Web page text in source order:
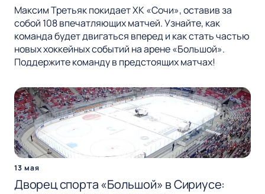
Максим Третьяк покидает ХК «Сочи», оставив за
собой 108 впечатляющих матчей. Узнайте, как
команда будет двигаться вперед и как стать частью
новых хоккейных событий на арене «Большой».
Поддержите команду в предстоящих матчах!
13 мая
Дворец спорта «Большой» в Сириусе: